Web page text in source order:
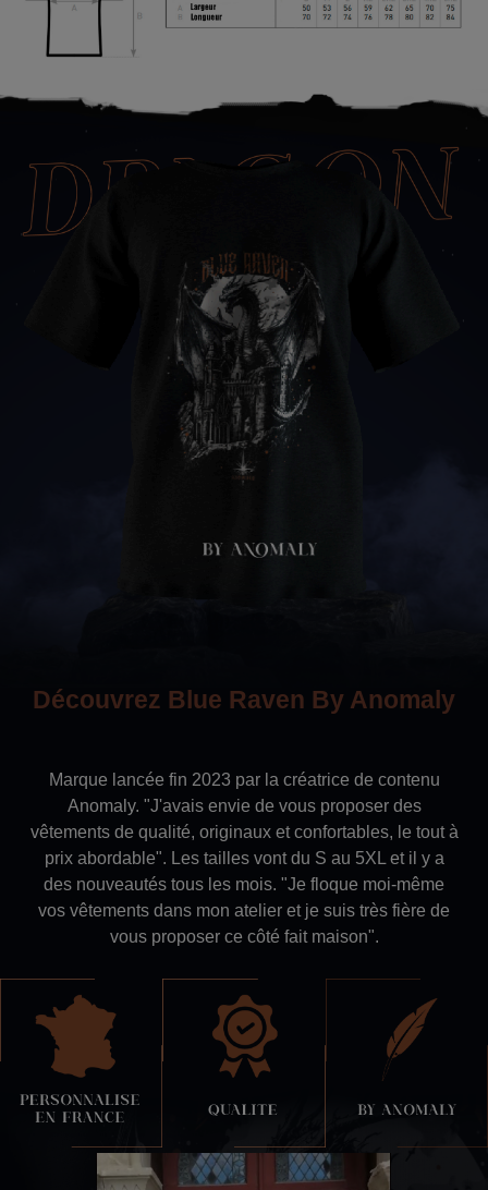
Découvrez Blue Raven By Anomaly
Marque lancée fin 2023 par la créatrice de contenu
Anomaly. "J'avais envie de vous proposer des
vêtements de qualité, originaux et confortables, le tout à
prix abordable". Les tailles vontdu S au 5XL et il y a
des nouveautés tous les mois. "Je floque moi-même
vos vêtements dans mon atelier et je suis très fière de
vous proposer ce côté fait maison".